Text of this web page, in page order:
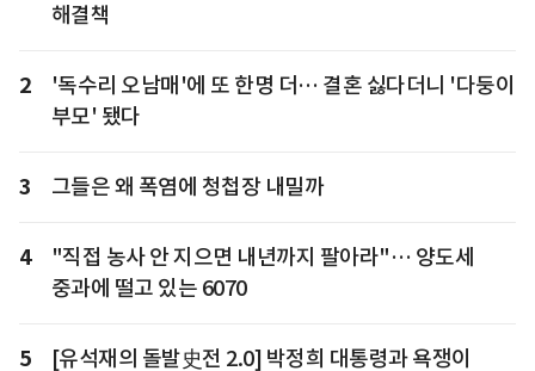
해결책
2
'독수리 오남매'에 또 한명 더… 결혼 싫다더니 '다둥이
부모' 됐다
3 그들은 왜 폭염에 청첩장 내밀까
4
"직접 농사 안 지으면 내년까지 팔아라"… 양도세
중과에 떨고 있는 6070
5
[유석재의 돌발史전 2.0] 박정희 대통령과 욕쟁이